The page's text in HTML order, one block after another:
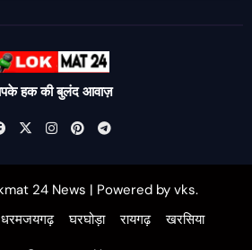
हक की बुलंद आवाज़
24 News | Powered by vks.
धरमजयगढ़ घरघोड़ा रायगढ़
खरसिया